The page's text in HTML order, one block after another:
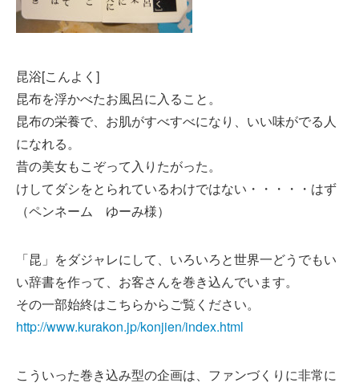
昆浴[こんよく]
昆布を浮かべたお風呂に入ること。
昆布の栄養で、お肌がすべすべになり、いい味がでる人
になれる。
昔の美女もこぞって入りたがった。
けしてダシをとられているわけではない・・・・・はず
（ペンネーム ゆーみ様）
「昆」をダジャレにして、いろいろと世界一どうでもい
い辞書を作って、お客さんを巻き込んでいます。
その一部始終はこちらからご覧ください。
http://www.kurakon.jp/konjien/index.html
こういった巻き込み型の企画は、ファンづくりに非常に